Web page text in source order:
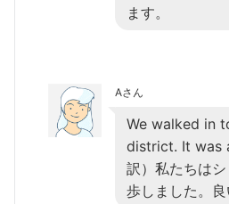
ます。
Aさん
We walked in
district. It was
訳）私たちは
歩しました。良